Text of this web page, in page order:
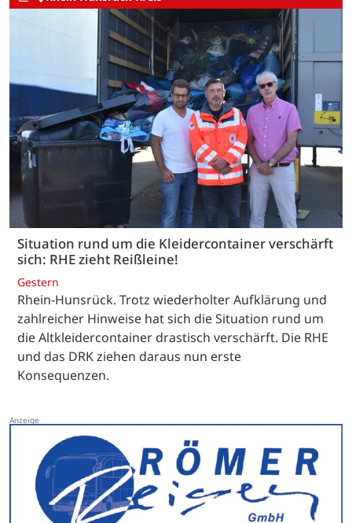
Situation rund um die Kleidercontainer verschärft
sich: RHE zieht Reißleine!
Gestern
Rhein-Hunsrück. Trotz wiederholter Aufklärung und
zahlreicher Hinweise hat sich die Situation rund um
die Altkleidercontainer drastisch verschärft. Die RHE
und das DRK ziehen daraus nun erste
Konsequenzen.